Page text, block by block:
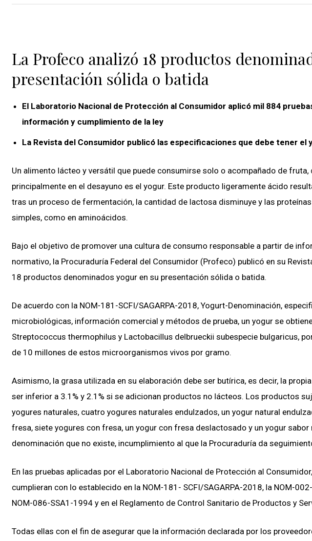
La Profeco analizó 18 productos
presentación sólida o batida
El Laboratorio Nacional de Protección al Consumidor aplicó mil 884
información y cumplimiento de la ley
La Revista del Consumidor publicó las especificaciones que debe tener el
Un alimento lácteo y versátil que puede consumirse solo o acompañado de
principalmente en el desayuno es el yogur. Este producto ligeramente ácido
tras un proceso de fermentación, la cantidad de lactosa disminuye y las
simples, como en aminoácidos.
Bajo el objetivo de promover una cultura de consumo responsable a partir de
normativo, la Procuraduría Federal del Consumidor (Profeco) publicó en su
18 productos denominados yogur en su presentación sólida o batida.
De acuerdo con la NOM-181-SCFI/SAGARPA-2018, Yogurt-Denominación,
microbiológicas, información comercial y métodos de prueba, un yogur se
Streptococcus thermophilus y Lactobacillus delbrueckii subespecie bulgaricus,
de 10 millones de estos microorganismos vivos por gramo.
Asimismo, la grasa utilizada en su elaboración debe ser butírica, es decir, la
ser inferior a 3.1% y 2.1% si se adicionan productos no lácteos. Los productos
yogures naturales, cuatro yogures naturales endulzados, un yogur natural
fresa, siete yogures con fresa, un yogur con fresa deslactosado y un yogur
denominación que no existe, incumplimiento al que la Procuraduría da
En las pruebas aplicadas por el Laboratorio Nacional de Protección al
cumplieran con lo establecido en la NOM-181- SCFI/SAGARPA-2018, la NOM-
NOM-086-SSA1-1994 y en el Reglamento de Control Sanitario de Productos y
Todas ellas con el fin de asegurar que la información declarada por los